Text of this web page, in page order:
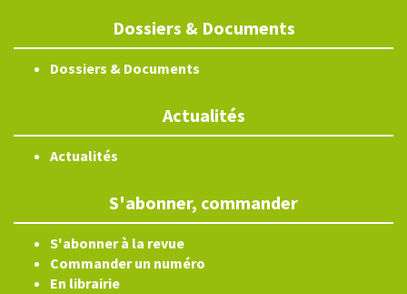
Dossiers & Documents
Dossiers & Documents
Actualités
Actualités
S'abonner, commander
S'abonner à la revue
Commander un numéro
En librairie